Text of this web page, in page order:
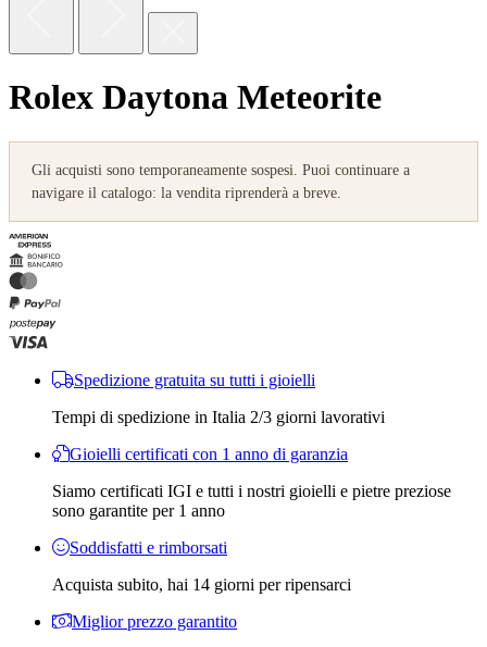
Rolex Daytona Meteorite
Gli acquisti sono temporaneamente sospesi. Puoi continuare a
navigare il catalogo: la vendita riprenderà a breve.
Spedizione gratuita su tutti i gioielli
Tempi di spedizione in Italia 2/3 giorni lavorativi
Gioielli certificati con 1 anno di garanzia
Siamo certificati IGI e tutti i nostri gioielli e pietre preziose
sono garantite per 1 anno
Soddisfatti e rimborsati
Acquista subito, hai 14 giorni per ripensarci
Miglior prezzo garantito